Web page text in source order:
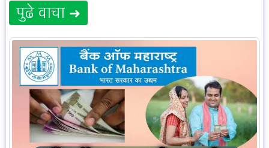
पुढे वाचा ➜